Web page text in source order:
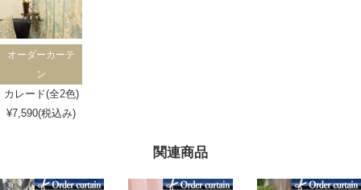
関連商品
オーダーカーテ
ン
カレード(全2色)
¥7,590(税込み)